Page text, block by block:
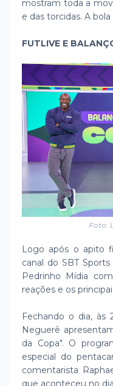
mostram toda a
e das torcidas. A bola
FUTLIVE E
Foto:
Logo após o apito
canal do SBT
Pedrinho Mídia
reações e os
Fechando o dia, às
Neguerê
da Copa". O
especial do
comentarista
que aconteceu no